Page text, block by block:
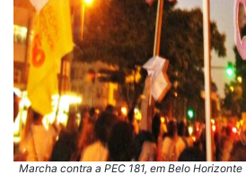
Marcha contra a PEC 181, em Belo